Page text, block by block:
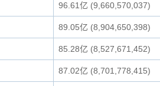
96.61亿 (9,660,570,037)
89.05亿 (8,904,650,398)
85.28亿 (8,527,671,452)
87.02亿 (8,701,778,415)